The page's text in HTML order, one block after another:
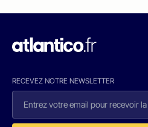
RECEVEZ NOTRE NEWSLETTER